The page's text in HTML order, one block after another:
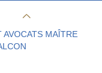
AVOCATS MAÎTRE